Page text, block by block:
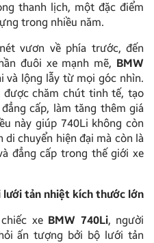
thanh lịch, một đặc điểm
trong nhiều năm.
vươn về phía trước, đến
đuôi xe mạnh mẽ, BMW
và lộng lẫy từ mọi góc nhìn.
chăm chút tinh tế, tạo
cấp, làm tăng thêm giá
này giúp 740Li không còn
chuyển hiện đại mà còn là
đẳng cấp trong thế giới xe
tản nhiệt kích thước lớn
xe BMW 740Li, người
ấn tượng bởi bộ lưới tản